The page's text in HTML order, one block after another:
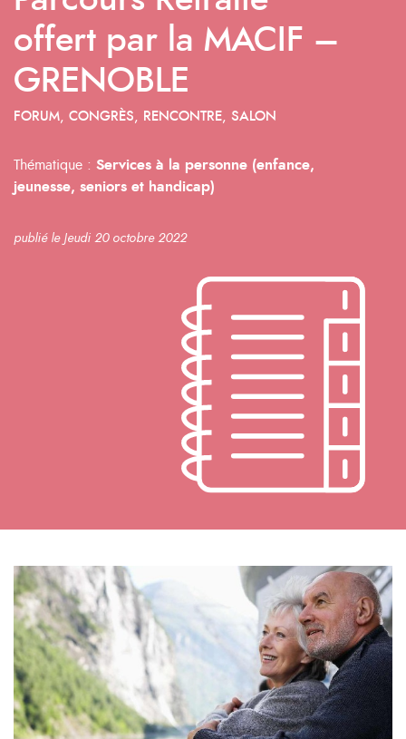
offert par la MACIF –
GRENOBLE
FORUM, CONGRÈS, RENCONTRE, SALON
Thématique : Services à la personne (enfance,
jeunesse, seniors et handicap)
publié le Jeudi 20 octobre 2022